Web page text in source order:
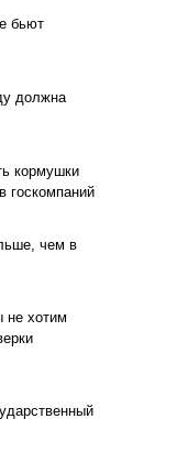
бьют
должна
кормушки
госкомпаний
чем в
не хотим